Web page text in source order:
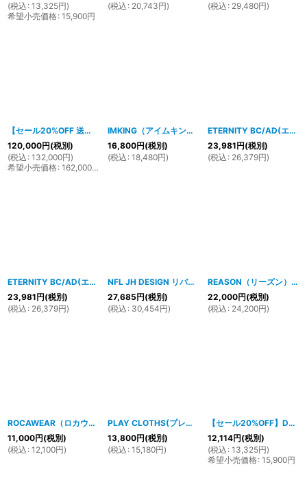
(税込 : 13,325円)
希望小売価格: 15,900円
(税込 : 20,743円)
(税込 : 29,480円)
【セール20%OFF 送料無料】PELLE PELLE(ペレペレ）レザーライダーズジャケット(BLACK）21523
120,000円(税別)
(税込 : 132,000円)
希望小売価格: 162,000円
IMKING（アイムキング）MANFREDフライトPUレザージャケット（キャラメル）IK11F205
16,800円(税別)
(税込 : 18,480円)
ETERNITY BC/AD(エタニティー)サテンバーシティージャケット (BLACK)
23,981円(税別)
(税込 : 26,379円)
ETERNITY BC/AD(エタニティー)サテンバーシティージャケット (RED) [
23,981円(税別)
(税込 : 26,379円)
NFL JH DESIGN リバーシブルOAKLAND RAIDERS (オークランド/レイダース）バーシティージャケット
27,685円(税別)
(税込 : 30,454円)
REASON（リーズン）SAINT NUEVA MOTO BIMBERジャケット （BLACK)
22,000円(税別)
(税込 : 24,200円)
ROCAWEAR（ロカウェア）RUGGEDリバーシブル中綿フーディーベスト（ブラウンXマスタード）R0013X01
11,000円(税別)
(税込 : 12,100円)
PLAY CLOTHS(プレイクローズ）カモフラジップベスト
13,800円(税別)
(税込 : 15,180円)
【セール20%OFF】DELF INFERIOUS ジャケット（ブラック）
12,114円(税別)
(税込 : 13,325円)
希望小売価格: 15,900円